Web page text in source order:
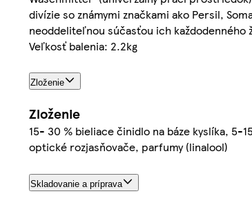
divízie so známymi značkami ako Persil,
neoddeliteľnou súčasťou ich
Veľkosť balenia: 2.2kg
Zloženie
Zloženie
15- 30 % bieliace činidlo na báze kyslíka, 5-
optické rozjasňovače, parfumy (linalool)
Skladovanie a príprava